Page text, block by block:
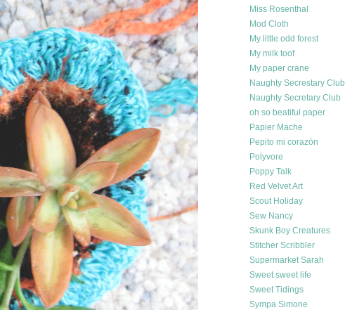
Miss Rosenthal
Mod Cloth
My little odd forest
My milk toof
My paper crane
Naughty Secrestary Club
Naughty Secretary Club
oh so beatiful paper
Papier Mache
Pepito mi corazón
Polyvore
Poppy Talk
Red Velvet Art
Scout Holiday
Sew Nancy
Skunk Boy Creatures
Stitcher Scribbler
Supermarket Sarah
Sweet sweet life
Sweet Tidings
Sympa Simone